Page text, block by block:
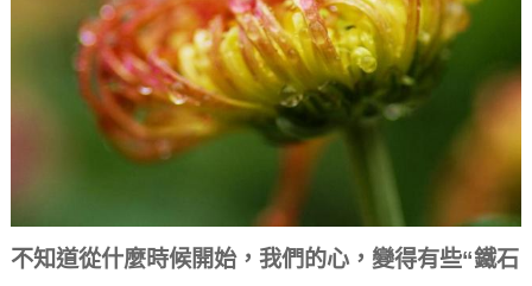
不知道從什麼時候開始，我們的心，變得有些“鐵石